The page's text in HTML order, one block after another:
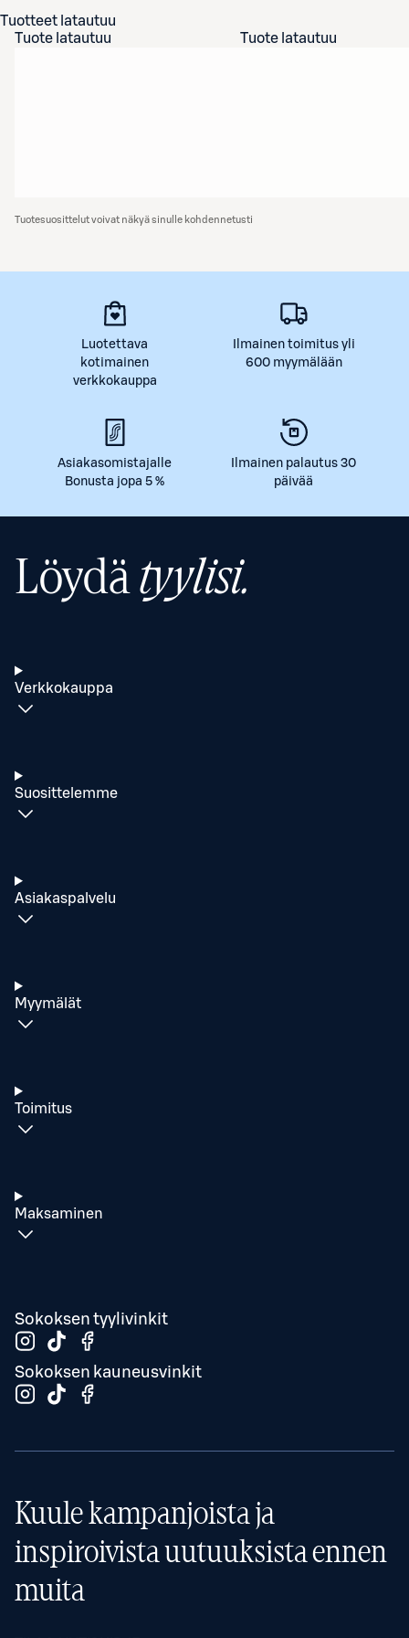
Tuotteet latautuu
Tuote latautuu
Tuote latautuu
Tuotesuosittelut voivat näkyä sinulle kohdennetusti
Luotettava
kotimainen
verkkokauppa
Ilmainen toimitus yli
600 myymälään
Asiakasomistajalle
Bonusta jopa 5 %
Ilmainen palautus 30
päivää
Löydätyylisi.
Verkkokauppa
Suosittelemme
Asiakaspalvelu
Myymälät
Toimitus
Maksaminen
Sokoksen tyylivinkit
Sokoksen kauneusvinkit
Kuule kampanjoista ja
inspiroivista uutuuksista ennen
muita